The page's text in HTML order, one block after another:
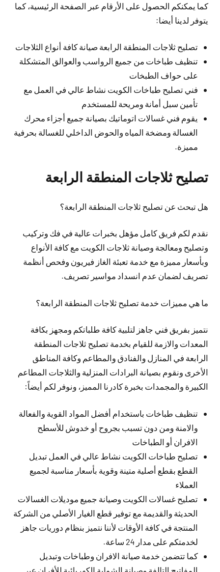
كما يمكنكم الحصول على الأرقام عبر الصفحة الرئيسية، كما
يتوفر لدينا أيضا:
تصليح ثلاجات المنطقة الرابعة صيانة كافة أنواع الثلاجات
تنظيف طباخات من جميع الرواسب والعوالق المتشكلة
على حواف الطبخات
فني تصليح طباخات الكويت نشاط عالي في العمل مع
تأمين سبل أمانة ومريحة للمستخدم
يقوم فني غسالات اتوماتيك بصيانة جميع أجزاء محرك
الغسالة ومضخة المياه والحوض الداخلي للغسالة بحرفية
مميزة.
تصليح ثلاجات المنطقة الرابعة
هل تبحث عن تصليح ثلاجات المنطقة الرابعة؟
نقدم لكم فريق كامل مؤهل بخبرات عالية في فك وتركيب
وتصليح ومعالجة وصيانة ثلاجات الكويت مع كافة الأنواع
وبأسعار مميزة مع خدمة تعبئة الغاز فيريون وفحص أنظمة
تصريف لضمان عدم انسداد مواسير تصريف.
ما هي مميزات خدمة تصليح ثلاجات المنطقة الرابعة؟
نتميز بفريق فني جاهز لتلبية كافة طلباتكم ومجهز بكافة
المعدات والازمة للقيام بخدمة تصليح ثلاجات المنطقة
الرابعة في المنازل والفنادق والمطاعم وكافة المناطق
الأخرى ونقوم بصيانة البرادات المنزلية والثلاجات المطاعم
الكبيرة والمجمدات بخبرة كادرنا المميز، ونوفر لكم أيضاً:
تنظيف طباخات باستخدام أفضل المواد القوية والفعالة
والامنة ومن دون تسبب بجروح أو خدوش للأسطح
الافران أو الطباخات
تصليح طباخات الكويت نشاط عالي في العمل تبديل
القطع بقطع أصلية متينة وقوية بأسعار مناسبة لجميع
العملاء
تصليح غسالات الكويت وصيانة جميع موديلات الغسالات
الحديثة والقديمة مع توفير قطع الغيار الأصلي من الشركة
المنتجة في كافة الأوقات لأننا نتميز بنظام دوريات جاهز
لخدمتكم على مدار 24 ساعة.
كما تتضمن خدمة صيانة الافران وطباخات وتبديل
المفاتيح التالفة وصيانة الشواية الكهربائية للأفران عبر